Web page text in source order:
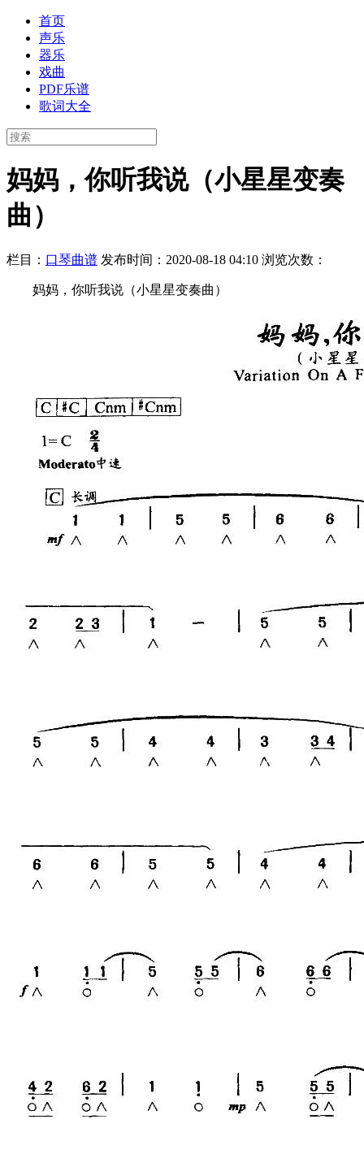
首页
声乐
器乐
戏曲
PDF乐谱
歌词大全
妈妈，你听我说（小星星变奏
曲）
栏目： 口琴曲谱 发布时间：2020-08-18 04:10 浏览次数：
妈妈，你听我说（小星星变奏曲）